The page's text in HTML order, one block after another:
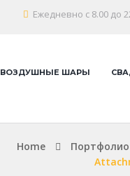
Ежедневно с 8.00 до
ВОЗДУШНЫЕ ШАРЫ
Home